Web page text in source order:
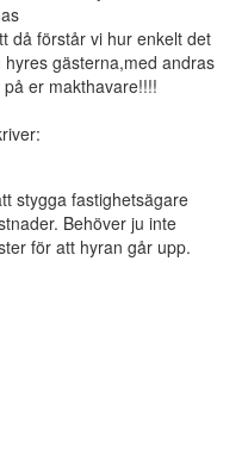
då förstår vi hur enkelt det
gästerna,med andras
er makthavare!!!!
stygga fastighetsägare
Behöver ju inte
för att hyran går upp.